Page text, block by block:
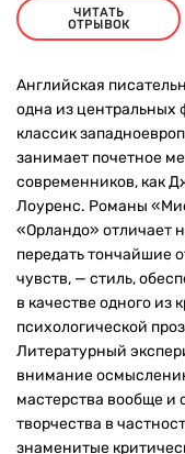
ЧИТАТЬ
ОТРЫВОК
Английская
одна из
классик
занимает почетное
современников, как
Лоуренс. Романы
«Орландо» отличает
передать тончайшие
чувств, — стиль,
в качестве одного из
психологической
Литературный
внимание
мастерства вообще и
творчества в
знаменитые